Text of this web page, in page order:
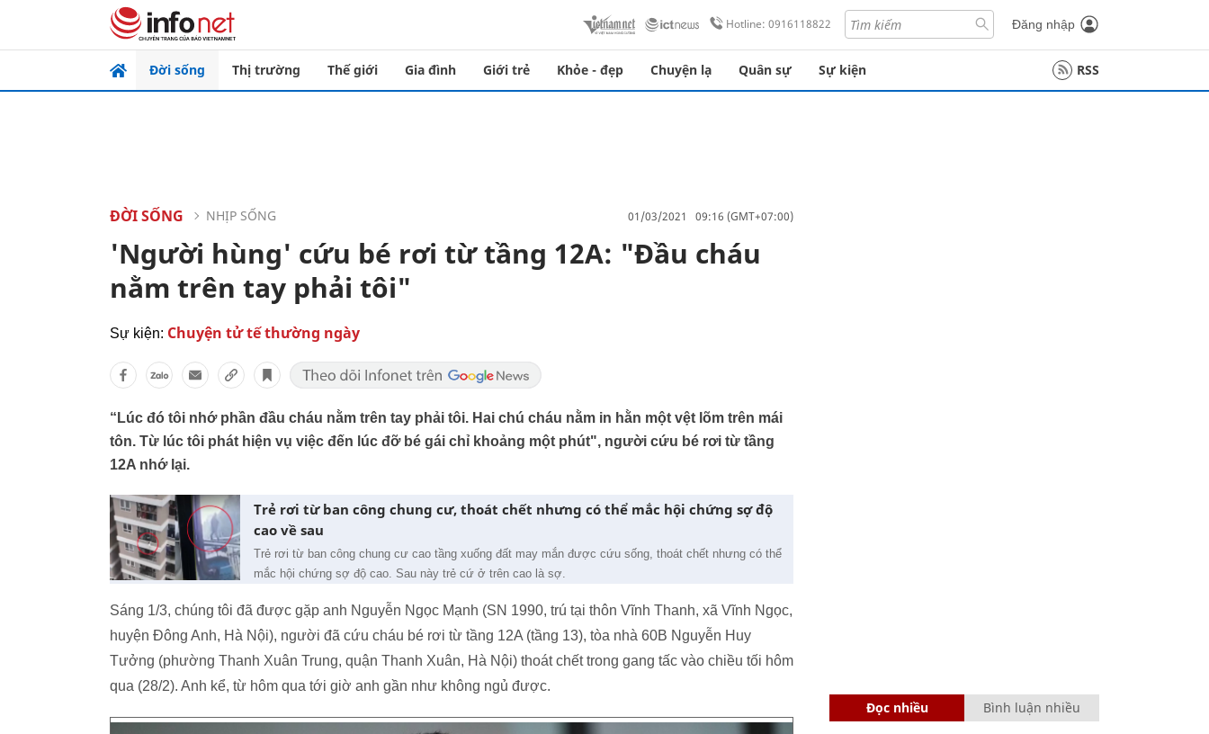
Hotline: 0916118822 Đăng nhập
Đời sống Thị trường Thế giới Gia đình Giới trẻ Khỏe - đẹp Chuyện lạ Quân sự Sự kiện RSS
ĐỜI SỐNG NHỊP SỐNG 01/03/2021 09:16 (GMT+07:00)
'Người hùng' cứu bé rơi từ tầng 12A: "Đầu cháu
nằm trên tay phải tôi"
Sự kiện: Chuyện tử tế thường ngày
“Lúc đó tôi nhớ phần đầu cháu nằm trên tay phải tôi. Hai chú cháu nằm in hằn một vệt lõm trên mái
tôn. Từ lúc tôi phát hiện vụ việc đến lúc đỡ bé gái chỉ khoảng một phút", người cứu bé rơi từ tầng
12A nhớ lại.
Trẻ rơi từ ban công chung cư, thoát chết nhưng có thể mắc hội chứng sợ độ
cao về sau
Trẻ rơi từ ban công chung cư cao tầng xuống đất may mắn được cứu sống, thoát chết nhưng có thể
mắc hội chứng sợ độ cao. Sau này trẻ cứ ở trên cao là sợ.
Sáng 1/3, chúng tôi đã được gặp anh Nguyễn Ngọc Mạnh (SN 1990, trú tại thôn Vĩnh Thanh, xã Vĩnh Ngọc,
huyện Đông Anh, Hà Nội), người đã cứu cháu bé rơi từ tầng 12A (tầng 13), tòa nhà 60B Nguyễn Huy
Tưởng (phường Thanh Xuân Trung, quận Thanh Xuân, Hà Nội) thoát chết trong gang tấc vào chiều tối hôm
qua (28/2). Anh kể, từ hôm qua tới giờ anh gần như không ngủ được.
Đọc nhiều Bình luận nhiều